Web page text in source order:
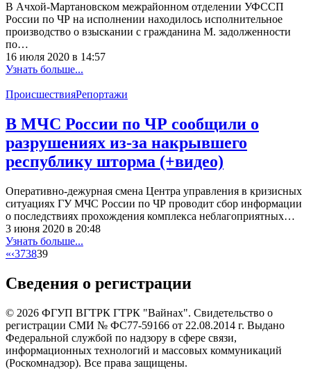
В Ачхой-Мартановском межрайонном отделении УФССП
России по ЧР на исполнении находилось исполнительное
производство о взыскании с гражданина М. задолженности
по…
16 июля 2020 в 14:57
Узнать больше...
ПроисшествияРепортажи
В МЧС России по ЧР сообщили о
разрушениях из-за накрывшего
республику шторма (+видео)
Оперативно-дежурная смена Центра управления в кризисных
ситуациях ГУ МЧС России по ЧР проводит сбор информации
о последствиях прохождения комплекса неблагоприятных…
3 июня 2020 в 20:48
Узнать больше...
«‹373839
Сведения о регистрации
© 2026 ФГУП ВГТРК ГТРК "Вайнах". Свидетельство о
регистрации СМИ № ФС77-59166 от 22.08.2014 г. Выдано
Федеральной службой по надзору в сфере связи,
информационных технологий и массовых коммуникаций
(Роскомнадзор). Все права защищены.